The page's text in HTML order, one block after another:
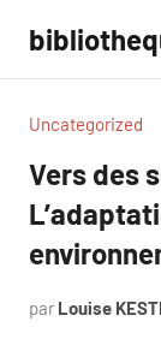
contenu
Uncategorized
Vers des
par Louise